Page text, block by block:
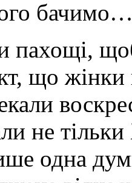
пахощі,
що жінки
не
одна